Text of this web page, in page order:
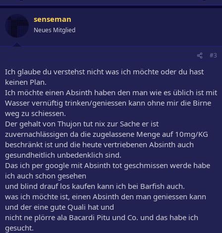
senseman
Neues Mitglied
#3
Ich glaube du verstehst nicht was ich möchte oder du hast
keinen Plan.
Ich möchte einen Absinth haben den man wie es üblich ist mit
Wasser vernüftig trinken/geniessen kann ohne mir die Birne
weg zu schiessen.
Der gehalt von Thujon tut nix zur Sache er ist
zuvernachlässigen da die zugelassene Menge auf 10mg/KG
beschränkt ist und die heute vertriebenen Absinth auch
gesundheitlich unbedenklich sind.
Das ich per google mit Absinth tot geschmissen werde habe
ich auch schon gesehen
und blind drauf los kaufen kann ich bei Barfish auch.
was ich möchte ist, einen Absinth den man geniessen kann
und der eine gute Quali hat und
nicht ne plörre ala Bacardi Pitu und Co. und das habe ich
gesucht.